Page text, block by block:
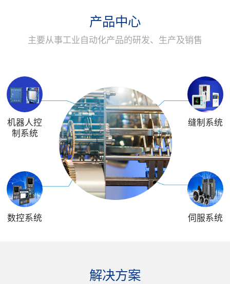
产品中心
主要从事工业自动化产品的研发、生产及销售
机器人控
制系统
缝制系统
数控系统 伺服系统
解决方案